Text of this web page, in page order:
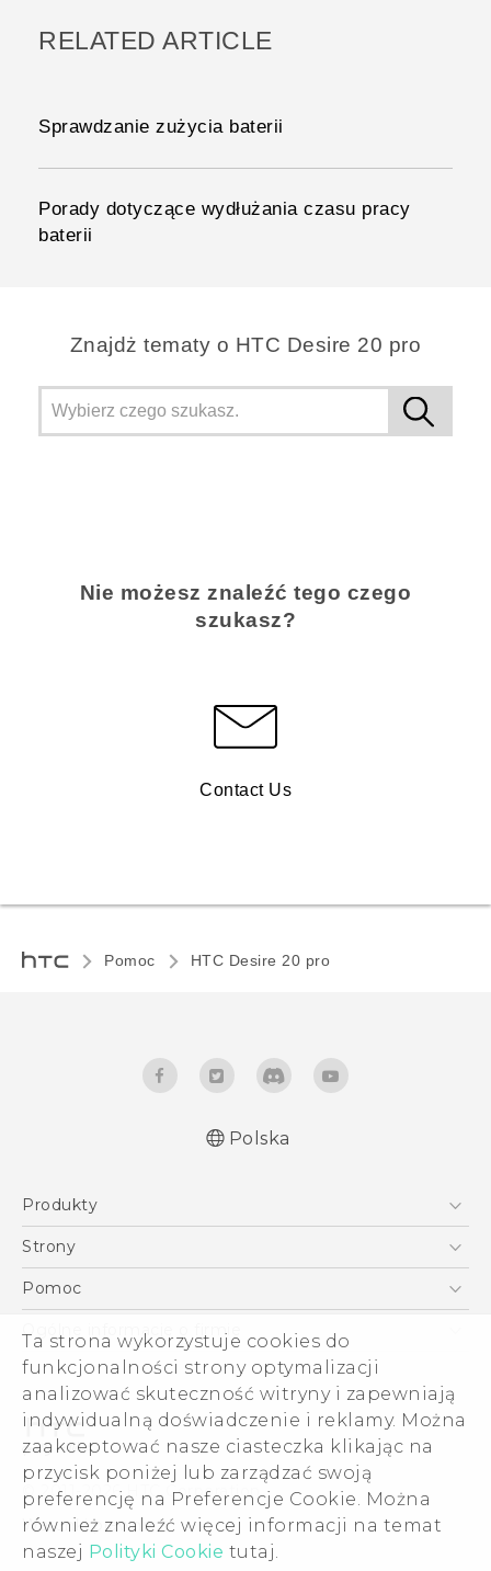
Ta strona wykorzystuje cookies do
funkcjonalności strony optymalizacji
analizować skuteczność witryny i zapewniają
indywidualną doświadczenie i reklamy. Można
zaakceptować nasze ciasteczka klikając na
przycisk poniżej lub zarządzać swoją
preferencję na Preferencje Cookie. Można
również znaleźć więcej informacji na temat
naszej Polityki Cookie tutaj.
RELATED ARTICLE
Sprawdzanie zużycia baterii
Porady dotyczące wydłużania czasu pracy
baterii
Znajdż tematy o ‎HTC Desire 20 pro
Nie możesz znaleźć tego czego
szukasz?
Contact Us
Pomoc ‎HTC Desire 20 pro‎
Quick start guide
Polska
Produkty
Smartfony
VIVE
Akcesoria
Strony
HTC Vive
Pomoc
Pomoc E-commerce
Ogólne informacje o firmie
ESG
Informacje o firmie
Dla inwestorów (angielski)
Cookie Preferences
Kariera
Security and Privacy Whitepaper
© 2011-2026 HTC Corporation
Warunki prawne